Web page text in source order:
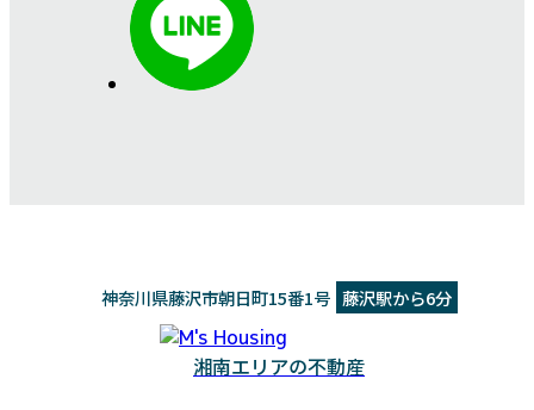
湘南エリアの不動産
神奈川県藤沢市朝日町15番1号 藤沢駅から6分